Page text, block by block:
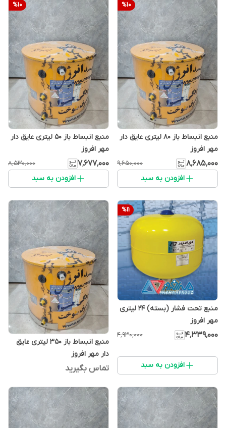
%10
منبع انبساط باز 80 لیتری عایق دار
مهر افروز
۸٬۶۸۵٬۰۰۰ ۹٬۶۵۰٬۰۰۰
افزودن به سبد
%10
منبع انبساط باز 50 لیتری عایق دار
مهر افروز
۷٬۶۷۷٬۰۰۰ ۸٬۵۳۰٬۰۰۰
افزودن به سبد
%11
منبع تحت فشار (بسته) 24 لیتری
مهر افروز
۴٬۳۳۹٬۰۰۰ ۴٬۹۳۰٬۰۰۰
افزودن به سبد
منبع انبساط باز 350 لیتری عایق
دار مهر افروز
تماس بگیرید